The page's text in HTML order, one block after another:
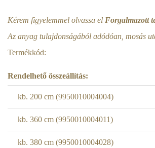
Kérem figyelemmel olvassa el Forgalmazott
Az anyag tulajdonságából adódóan, mosás
Termékkód:
Rendelhető összeállítás:
kb. 200 cm (9950010004004)
kb. 360 cm (9950010004011)
kb. 380 cm (9950010004028)